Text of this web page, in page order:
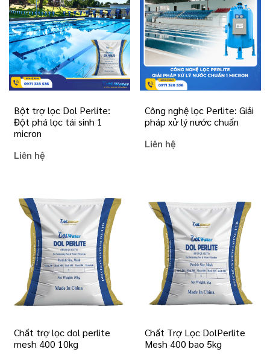
Bột trợ lọc Dol Perlite:
Đột phá lọc tái sinh 1
micron
Liên hệ
Công nghệ lọc Perlite: Giải
pháp xử lý nước chuẩn
Liên hệ
Chất trợ lọc dol perlite
mesh 400 10kg
Chất Trợ Lọc DolPerlite
Mesh 400 bao 5kg